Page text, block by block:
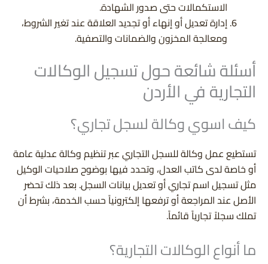
الاستكمالات حتى صدور الشهادة.
إدارة تعديل أو إنهاء أو تجديد العلاقة عند تغير الشروط،
ومعالجة المخزون والضمانات والتصفية.
أسئلة شائعة حول تسجيل الوكالات
التجارية في الأردن
كيف اسوي وكالة لسجل تجاري؟
تستطيع عمل وكالة للسجل التجاري عبر تنظيم وكالة عدلية عامة
أو خاصة لدى كاتب العدل، وتحدد فيها بوضوح صلاحيات الوكيل
مثل تسجيل اسم تجاري أو تعديل بيانات السجل. بعد ذلك تحضر
الأصل عند المراجعة أو ترفعها إلكترونياً حسب الخدمة، بشرط أن
تملك سجلاً تجارياً قائماً.
ما أنواع الوكالات التجارية؟